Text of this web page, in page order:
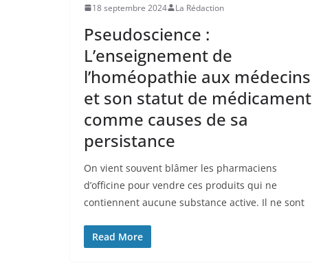
18 septembre 2024 La Rédaction
Pseudoscience :
L’enseignement de
l’homéopathie aux médecins
et son statut de médicament
comme causes de sa
persistance
On vient souvent blâmer les pharmaciens
d’officine pour vendre ces produits qui ne
contiennent aucune substance active. Il ne sont
Read More